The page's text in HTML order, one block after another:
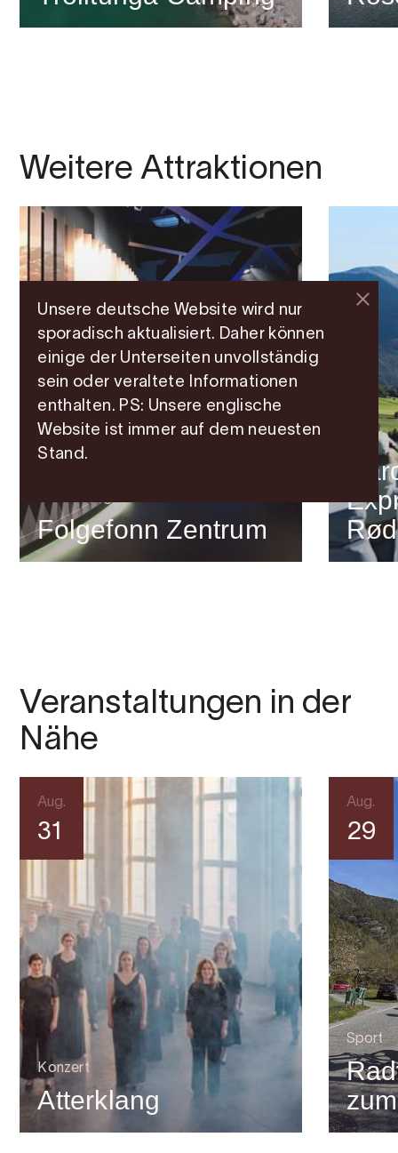
Weitere Attraktionen
Folgefonn Zentrum
Boot
Veranstaltungen in der
Nähe
Aug.
31
Konzert
Atterklang
Aug.
29
Sport
Unsere deutsche Website wird nur
sporadisch aktualisiert. Daher können
einige der Unterseiten unvollständig
sein oder veraltete Informationen
enthalten. PS: Unsere englische
Website ist immer auf dem neuesten
Stand.